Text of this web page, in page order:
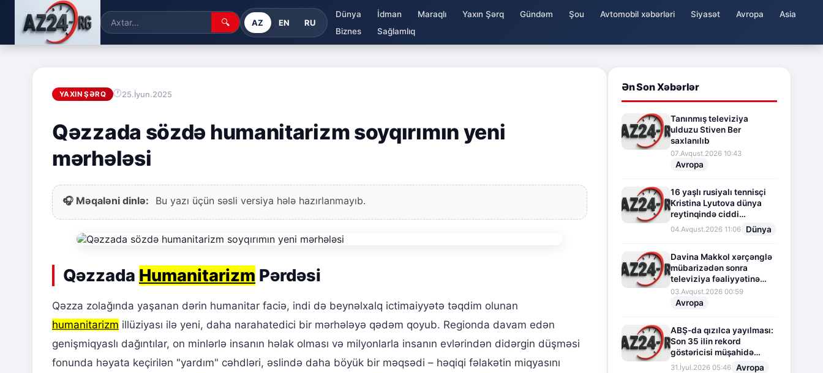
🔍 AZ EN RU
Dünya İdman Maraqlı Yaxın Şərq Gündəm Şou Avtomobil xəbərləri Siyasət Avropa
Asia
Biznes
Sağlamlıq
YAXIN ŞƏRQ 25.İyun.2025
Qəzzada sözdə humanitarizm soyqırımın yeni
mərhələsi
🎧 Məqaləni dinlə: Bu yazı üçün səsli versiya hələ hazırlanmayıb.
Qəzzada Humanitarizm Pərdəsi
Qəzza zolağında yaşanan dərin humanitar faciə, indi də beynəlxalq ictimaiyyətə təqdim olunan
humanitarizm illüziyası ilə yeni, daha narahatedici bir mərhələyə qədəm qoyub. Regionda davam edən
genişmiqyaslı dağıntılar, on minlərlə insanın həlak olması və milyonlarla insanın evlərindən didərgin düşməsi
fonunda həyata keçirilən "yardım" cəhdləri, əslində daha böyük bir məqsədi – həqiqi fəlakətin miqyasını
Ən Son Xəbərlər
Tanınmış televiziya
ulduzu Stiven Ber
saxlanılıb
07.Avqust.2026 10:43
Avropa
16 yaşlı rusiyalı tennisçi
Kristina Lyutova dünya
reytinqində ciddi
irəliləyişə imza atdı
04.Avqust.2026 11:06 Dünya
Davina Makkol xərçənglə
mübarizədən sonra
televiziya fəaliyyətinə
fasilə verir
03.Avqust.2026 00:59
Avropa
ABŞ-da qızılca yayılması:
Son 35 ilin rekord
göstəricisi müşahidə
olunur
31.İyul.2026 05:46 Avropa